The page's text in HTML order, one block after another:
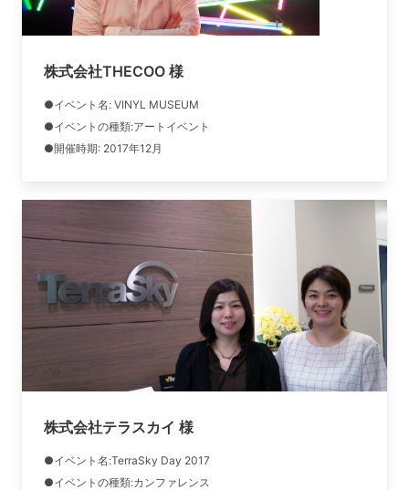
株式会社THECOO 様
●イベント名: VINYL MUSEUM
●イベントの種類:アートイベント
●開催時期: 2017年12月
株式会社テラスカイ 様
●イベント名:TerraSky Day 2017
●イベントの種類:カンファレンス